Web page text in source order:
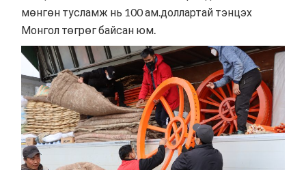
мөнгөн тусламж нь 100 ам.доллартай тэнцэх
Монгол төгрөг байсан юм.